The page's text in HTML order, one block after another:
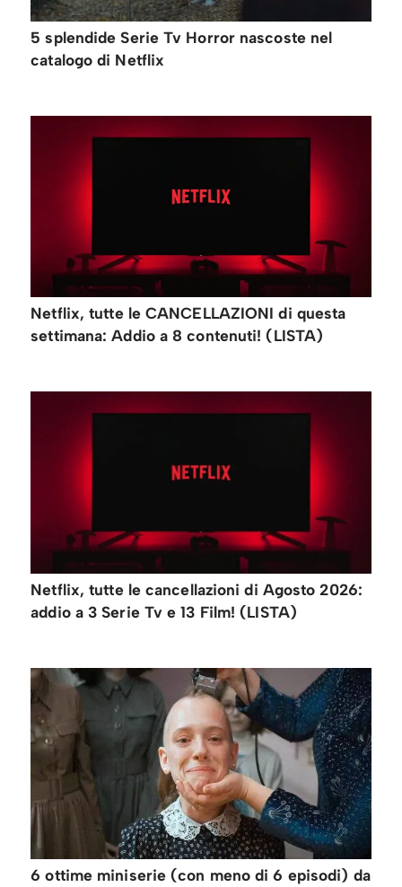
5 splendide Serie Tv Horror nascoste nel
catalogo di Netflix
Netflix, tutte le CANCELLAZIONI di questa
settimana: Addio a 8 contenuti! (LISTA)
Netflix, tutte le cancellazioni di Agosto 2026:
addio a 3 Serie Tv e 13 Film! (LISTA)
6 ottime miniserie (con meno di 6 episodi) da